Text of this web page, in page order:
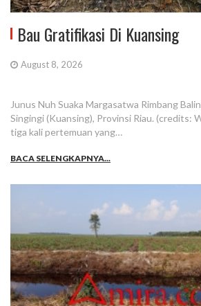
Bau Gratifikasi Di Kuansing
August 8, 2026
Junus Nuh Suaka Margasatwa Rimbang
Singingi (Kuansing), Provinsi Riau. (credits:
tiga kali pertemuan yang…
BACA SELENGKAPNYA...